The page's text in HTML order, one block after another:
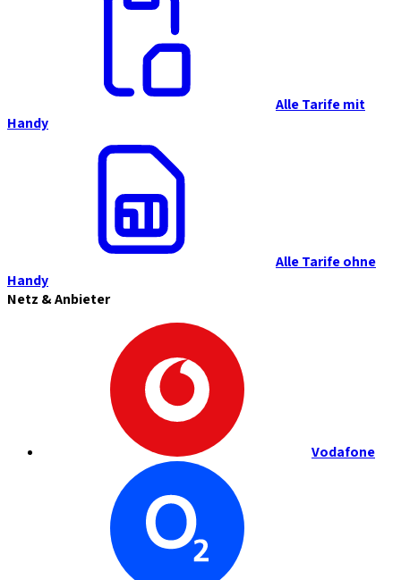
Alle Tarife mit
Handy
Alle Tarife ohne
Handy
Netz & Anbieter
Vodafone